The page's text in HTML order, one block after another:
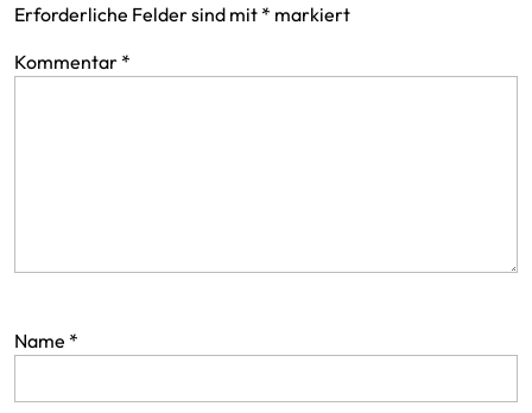
Erforderliche Felder sind mit * markiert
Kommentar *
Name *